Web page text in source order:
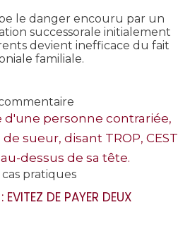
le danger encouru par un
successorale initialement
devient inefficace du fait
familiale.
cas pratiques
DE PAYER DEUX